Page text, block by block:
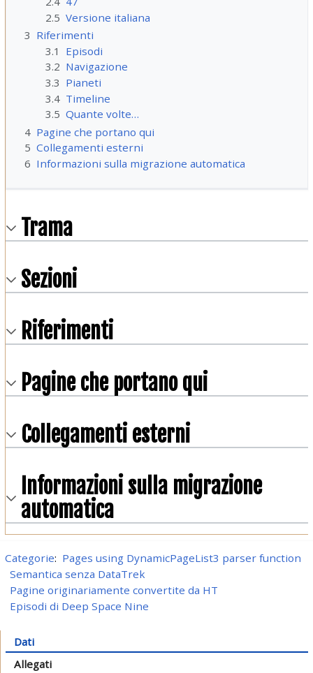
2.5 Versione italiana
3 Riferimenti
3.1
Episodi
3.2 Navigazione
3.3 Pianeti
3.4 Timeline
3.5 Quante volte…
4 Pagine che portano qui
5 Collegamenti esterni
6 Informazioni sulla migrazione automatica
Trama
Sezioni
Riferimenti
Pagine che portano qui
Collegamenti esterni
Informazioni sulla migrazione
automatica
Categorie: Pages using DynamicPageList3 parser function
Semantica senza DataTrek
Pagine originariamente convertite da HT
Episodi di Deep Space Nine
Dati
Allegati